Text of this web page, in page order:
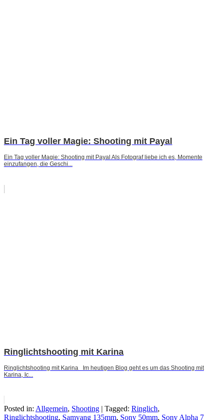
Ein Tag voller Magie: Shooting mit Payal
Ein Tag voller Magie: Shooting mit Payal Als Fotograf liebe ich es, Momente
einzufangen, die Geschi...
Ringlichtshooting mit Karina
Ringlichtshooting mit Karina Im heutigen Blog geht es um das Shooting mit
Karina, Ic...
Posted in: Allgemein, Shooting | Tagged: Ringlich,
Ringlichtshooting, Samyang 135mm, Sony 50mm, Sony Alpha 7